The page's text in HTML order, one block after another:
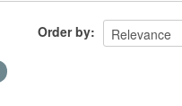
Order by